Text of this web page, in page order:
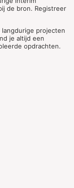
de bron. Registreer
projecten
je altijd een
opdrachten.